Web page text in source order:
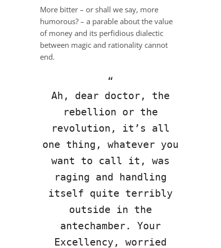
More bitter – or shall we say, more
humorous? – a parable about the value
of money and its perfidious dialectic
between magic and rationality cannot
end.
Ah, dear doctor, the
rebellion or the
revolution, it’s all
one thing, whatever you
want to call it, was
raging and handling
itself quite terribly
outside in the
antechamber. Your
Excellency, worried